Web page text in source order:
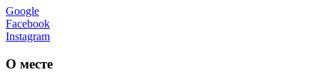
Google
Facebook
Instagram
О месте